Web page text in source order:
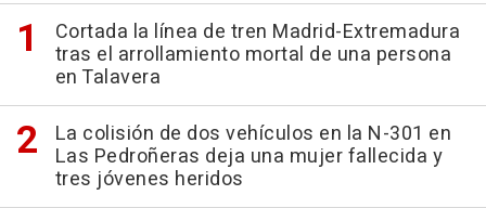
Cortada la línea de tren Madrid-Extremadura
tras el arrollamiento mortal de una persona
en Talavera
La colisión de dos vehículos en la N-301 en
Las Pedroñeras deja una mujer fallecida y
tres jóvenes heridos